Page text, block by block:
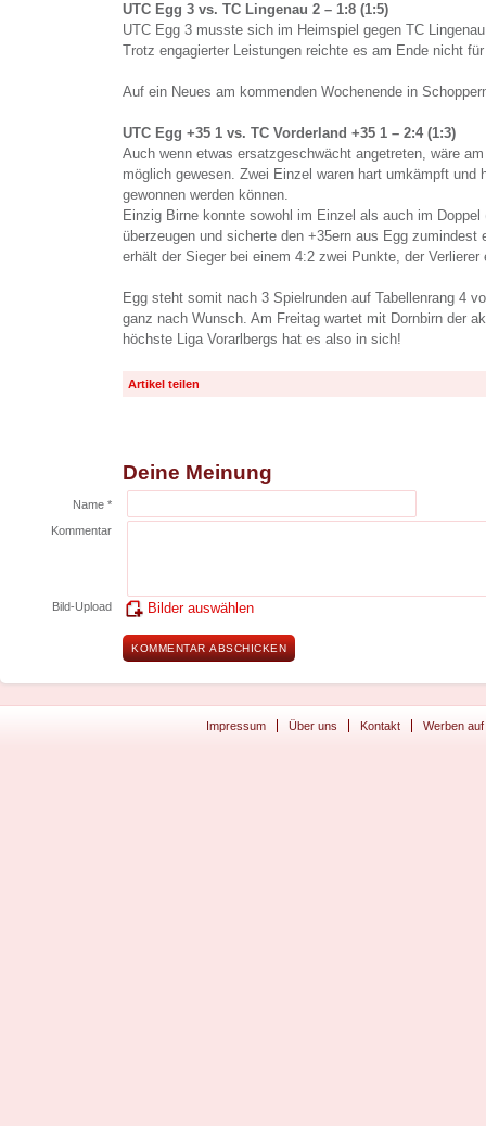
UTC Egg 3 vs. TC Lingenau 2 – 1:8 (1:5)
UTC Egg 3 musste sich im Heimspiel gegen TC
Trotz engagierter Leistungen reichte es am Ende nicht
Auf ein Neues am kommenden Wochenende in
UTC Egg +35 1 vs. TC Vorderland +35 1 – 2:4 (1:3)
Auch wenn etwas ersatzgeschwächt angetreten, wäre
möglich gewesen. Zwei Einzel waren hart umkämpft und
gewonnen werden können.
Einzig Birne konnte sowohl im Einzel als auch im
überzeugen und sicherte den +35ern aus Egg zumindest
erhält der Sieger bei einem 4:2 zwei Punkte, der Verlierer
Egg steht somit nach 3 Spielrunden auf Tabellenrang 4
ganz nach Wunsch. Am Freitag wartet mit Dornbirn der
höchste Liga Vorarlbergs hat es also in sich!
Artikel teilen
Deine Meinung
Name *
Kommentar
Bild-Upload Bilder auswählen
Impressum Über uns Kontakt Werben